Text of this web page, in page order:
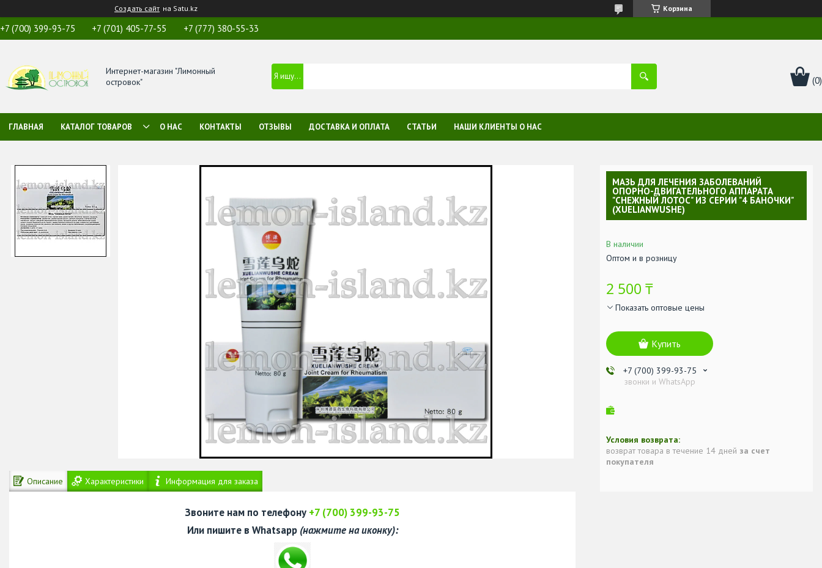
Создать сайт на Satu.kz Корзина
+7 (700) 399-93-75 +7 (701) 405-77-55 +7 (777) 380-55-33
Интернет-магазин "Лимонный
островок"
ГЛАВНАЯ КАТАЛОГ ТОВАРОВ О НАС КОНТАКТЫ ОТЗЫВЫ ДОСТАВКА И ОПЛАТА СТАТЬИ НАШИ КЛИЕНТЫ О НАС
Описание Характеристики Информация для заказа
Звоните нам по телефону +7 (700) 399-93-75
Или пишите в Whatsapp (нажмите на иконку):
МАЗЬ ДЛЯ ЛЕЧЕНИЯ ЗАБОЛЕВАНИЙ
ОПОРНО-ДВИГАТЕЛЬНОГО АППАРАТА
"СНЕЖНЫЙ ЛОТОС" ИЗ СЕРИИ "4 БАНОЧКИ"
(XUELIANWUSHE)
В наличии
Оптом и в розницу
2 500 ₸
Показать оптовые цены
Купить
+7 (700) 399-93-75
звонки и WhatsApp
возврат товара в течение 14 дней за счет
покупателя